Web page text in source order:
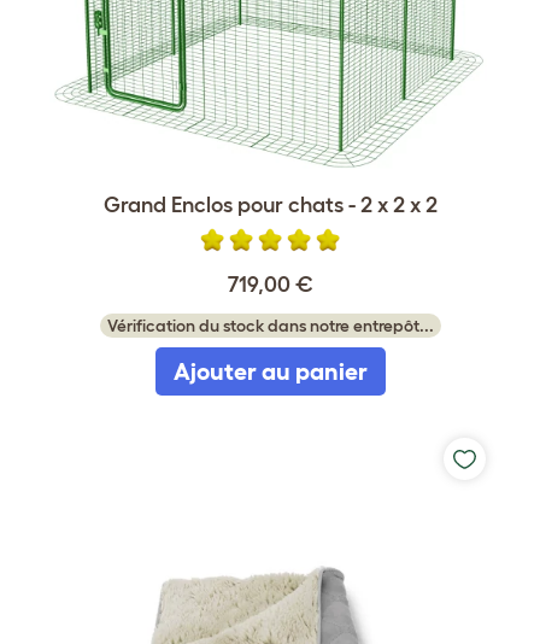
Grand Enclos pour chats - 2 x 2 x 2
719,00 €
Vérification du stock dans notre entrepôt...
Ajouter au panier